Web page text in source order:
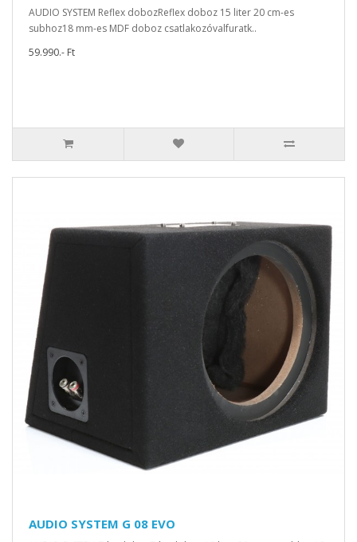
AUDIO SYSTEM Reflex dobozReflex doboz 15 liter 20 cm-es
subhoz18 mm-es MDF doboz csatlakozóvalfuratk..
59.990.- Ft
AUDIO SYSTEM G 08 EVO